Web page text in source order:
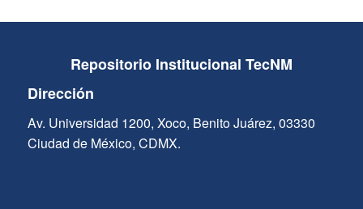
Repositorio Institucional TecNM
Dirección
Av. Universidad 1200, Xoco, Benito Juárez, 03330
Ciudad de México, CDMX.